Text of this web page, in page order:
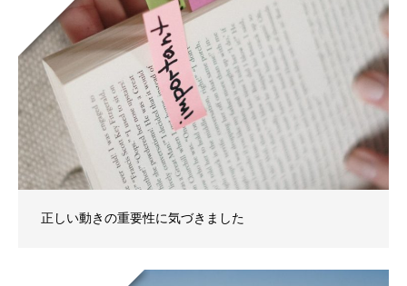
正しい動きの重要性に気づきました